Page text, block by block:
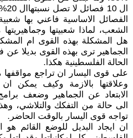
ال
الفصائل الاساسية فاعني بها
الشعب، لماذا شعبيتها
هل المشكلة بهذه القوى ام
الجماهير ترى بهذه القوى بديلا
الحالة الفلسطينية هكذا.
على قوى اليسار ان تراجع مواقفها
وعلاقتها بالازمة وكيف يمكن
الابتعاد عن الجماهير وضعف
الى حالة من التفكك والتلاشي،
تواجه قوى اليسار بالوقت الحاضر.
ان ايجاد البديل للوضع القائم